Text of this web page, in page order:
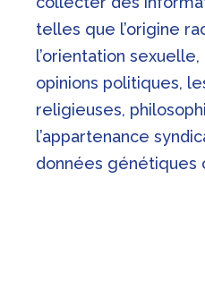
telles que l’origine
l’orientation
opinions politiques,
religieuses,
l’appartenance
données génétiques